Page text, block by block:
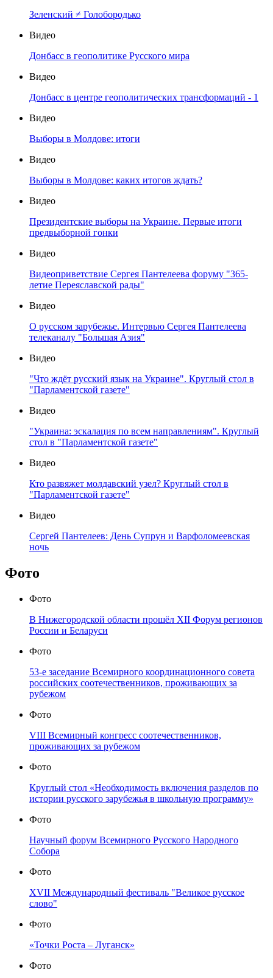
Зеленский ≠ Голобородько
Видео
Донбасс в геополитике Русского мира
Видео
Донбасс в центре геополитических трансформаций - 1
Видео
Выборы в Молдове: итоги
Видео
Выборы в Молдове: каких итогов ждать?
Видео
Президентские выборы на Украине. Первые итоги
предвыборной гонки
Видео
Видеоприветствие Сергея Пантелеева форуму "365-
летие Переяславской рады"
Видео
О русском зарубежье. Интервью Сергея Пантелеева
телеканалу "Большая Азия"
Видео
"Что ждёт русский язык на Украине". Круглый стол в
"Парламентской газете"
Видео
"Украина: эскалация по всем направлениям". Круглый
стол в "Парламентской газете"
Видео
Кто развяжет молдавский узел? Круглый стол в
"Парламентской газете"
Видео
Сергей Пантелеев: День Супрун и Варфоломеевская
ночь
Фото
Фото
В Нижегородской области прошёл XII Форум регионов
России и Беларуси
Фото
53-е заседание Всемирного координационного совета
российских соотечественников, проживающих за
рубежом
Фото
VIII Всемирный конгресс соотечественников,
проживающих за рубежом
Фото
Круглый стол «Необходимость включения разделов по
истории русского зарубежья в школьную программу»
Фото
Научный форум Всемирного Русского Народного
Собора
Фото
XVII Международный фестиваль "Великое русское
слово"
Фото
«Точки Роста – Луганск»
Фото